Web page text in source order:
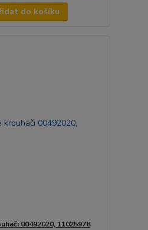
do košíku
00492020, 11025978